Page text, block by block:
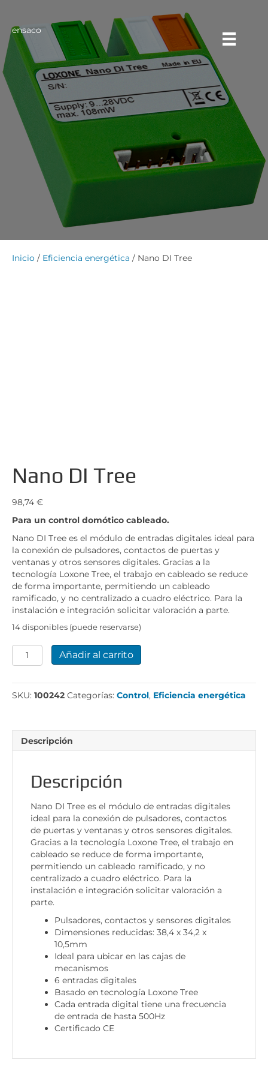
ensaco
Inicio / Eficiencia energética / Nano DI Tree
Nano DI Tree
98,74 €
Para un control domótico cableado.
Nano DI Tree es el módulo de entradas digitales ideal para
la conexión de pulsadores, contactos de puertas y
ventanas y otros sensores digitales. Gracias a la
tecnología Loxone Tree, el trabajo en cableado se reduce
de forma importante, permitiendo un cableado
ramificado, y no centralizado a cuadro eléctrico. Para la
instalación e integración solicitar valoración a parte.
14 disponibles (puede reservarse)
Nano
DI
cantidad
Añadir al carrito
SKU: 100242 Categorías: Control, Eficiencia energética
Descripción
Descripción
Nano DI Tree es el módulo de entradas digitales
ideal para la conexión de pulsadores, contactos
de puertas y ventanas y otros sensores digitales.
Gracias a la tecnología Loxone Tree, el trabajo en
cableado se reduce de forma importante,
permitiendo un cableado ramificado, y no
centralizado a cuadro eléctrico. Para la
instalación e integración solicitar valoración a
parte.
Pulsadores, contactos y sensores digitales
Dimensiones reducidas: 38,4 x 34,2 x
10,5mm
Ideal para ubicar en las cajas de
mecanismos
6 entradas digitales
Basado en tecnología Loxone Tree
Cada entrada digital tiene una frecuencia
de entrada de hasta 500Hz
Certificado CE